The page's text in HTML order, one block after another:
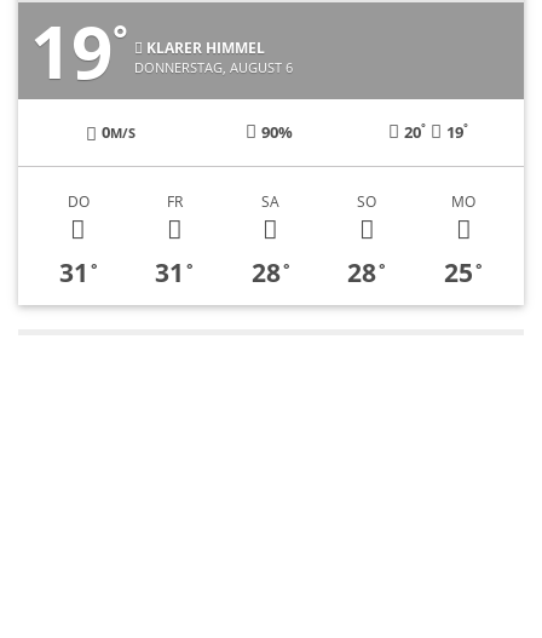
19° KLARER HIMMEL
DONNERSTAG, AUGUST 6
0M/S 90% 20° 19°
DO
31 °
FR
31 °
SA
28°
SO
28°
MO
25°